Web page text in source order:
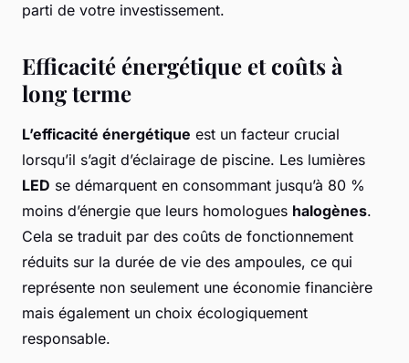
parti de votre investissement.
Efficacité énergétique et coûts à
long terme
L’efficacité énergétique est un facteur crucial
lorsqu’il s’agit d’éclairage de piscine. Les lumières
LED se démarquent en consommant jusqu’à 80 %
moins d’énergie que leurs homologues halogènes.
Cela se traduit par des coûts de fonctionnement
réduits sur la durée de vie des ampoules, ce qui
représente non seulement une économie financière
mais également un choix écologiquement
responsable.